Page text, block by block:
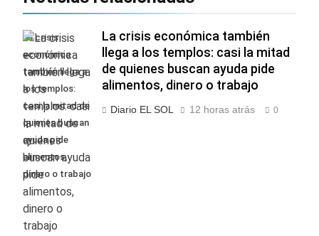
La crisis
económica
también llega a
los templos:
casi la mitad de
quienes buscan
ayuda pide
alimentos,
dinero o trabajo
La crisis económica también
llega a los templos: casi la mitad
de quienes buscan ayuda pide
alimentos, dinero o trabajo
Diario EL SOL 12 horas atrás 0